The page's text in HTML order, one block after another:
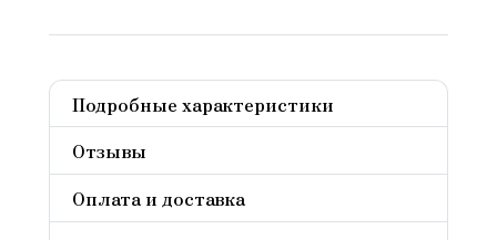
Подробные характеристики
Отзывы
Оплата и доставка